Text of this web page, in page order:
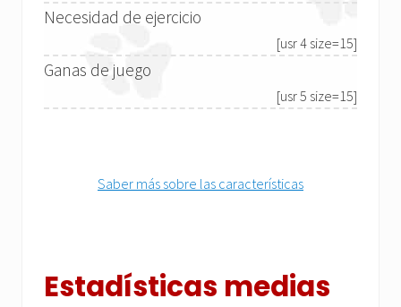
Necesidad de ejercicio
[usr 4 size=15]
Ganas de juego
[usr 5 size=15]
Saber más sobre las características
Estadísticas medias